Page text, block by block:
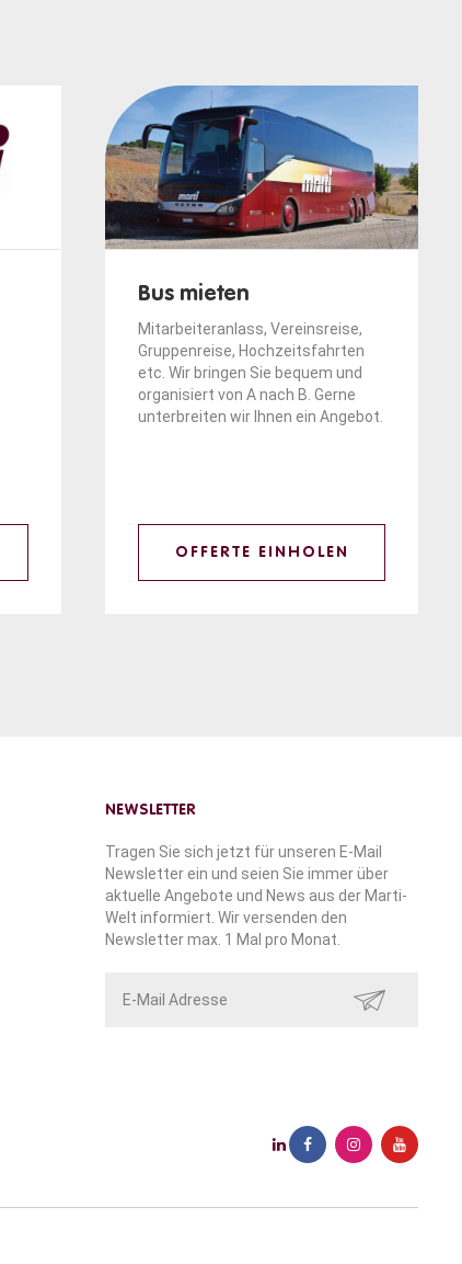
Bus mieten
Mitarbeiteranlass, Vereinsreise,
Gruppenreise, Hochzeitsfahrten
etc. Wir bringen Sie bequem und
organisiert von A nach B. Gerne
unterbreiten wir Ihnen ein Angebot.
OFFERTE EINHOLEN
NEWSLETTER
Tragen Sie sich jetzt für unseren E-Mail
Newsletter ein und seien Sie immer über
aktuelle Angebote und News aus der Marti-
Welt informiert. Wir versenden den
Newsletter max. 1 Mal pro Monat.
SENDEN